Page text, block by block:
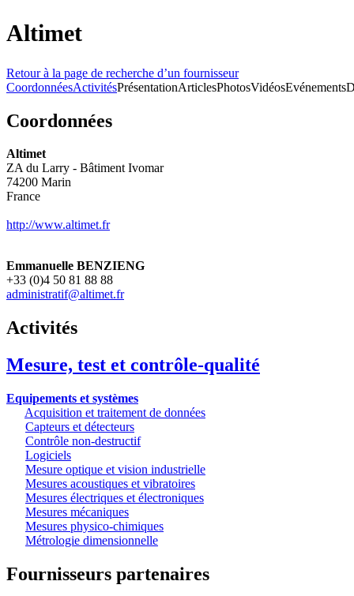
Altimet
Retour à la page de recherche d’un fournisseur
CoordonnéesActivitésPrésentationArticlesPhotosVidéosEvénements
Coordonnées
Altimet
ZA du Larry - Bâtiment Ivomar
74200 Marin
France
http://www.altimet.fr
Emmanuelle BENZIENG
+33 (0)4 50 81 88 88
administratif@altimet.fr
Activités
Mesure, test et contrôle-qualité
Equipements et systèmes
Acquisition et traitement de données
Capteurs et détecteurs
Contrôle non-destructif
Logiciels
Mesure optique et vision industrielle
Mesures acoustiques et vibratoires
Mesures électriques et électroniques
Mesures mécaniques
Mesures physico-chimiques
Métrologie dimensionnelle
Fournisseurs partenaires